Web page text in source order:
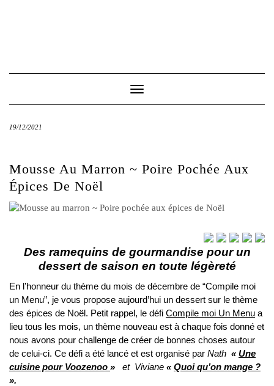
Toggle
Navigation
19/12/2021
Mousse Au Marron ~ Poire Pochée Aux
Épices De Noël
Des ramequins de gourmandise pour un
dessert de saison en toute légèreté
En l’honneur du thème du mois de décembre de “Compile moi
un Menu”, je vous propose aujourd’hui un dessert sur le thème
des épices de Noël. Petit rappel, le défi Compile moi Un Menu a
lieu tous les mois, un thème nouveau est à chaque fois donné et
nous avons pour challenge de créer de bonnes choses autour
de celui-ci. Ce défi a été lancé et est organisé par Nath « Une
cuisine pour Voozenoo » et Viviane « Quoi qu’on mange ?
».